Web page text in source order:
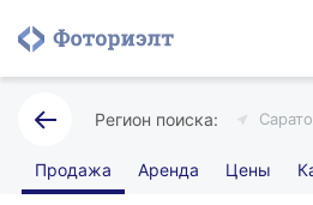
Продажа Аренда Цены